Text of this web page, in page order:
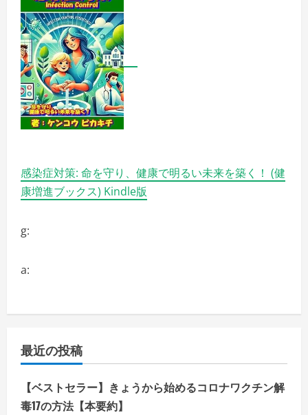
感染症対策: 命を守り、健康で明るい未来を築く！ (健
康増進ブックス) Kindle版
g:
a:
最近の投稿
【ベストセラー】きょうから始めるコロナワクチン解
毒17の方法【本要約】